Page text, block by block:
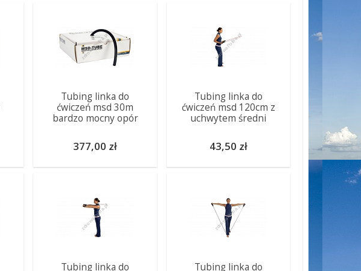
Tubing linka do
ćwiczeń msd 30m
bardzo mocny opór
377,00 zł
Tubing linka do
ćwiczeń msd 120cm z
uchwytem średni
43,50 zł
Tubing linka do Tubing linka do